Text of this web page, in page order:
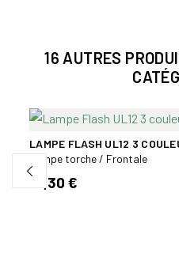
16 AUTRES
LAMPE FLASH UL12 3
Lampe torche / Frontale
19,30 €